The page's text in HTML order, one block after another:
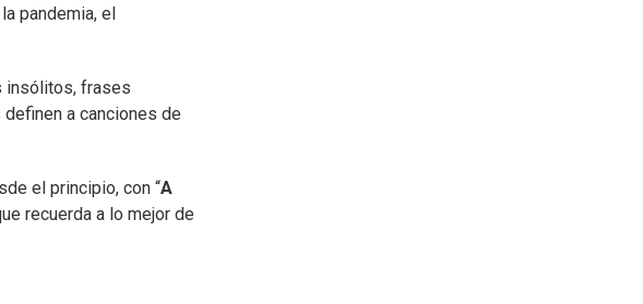
pandemia, el
insólitos, frases
a canciones de
el principio, con “A
recuerda a lo mejor de